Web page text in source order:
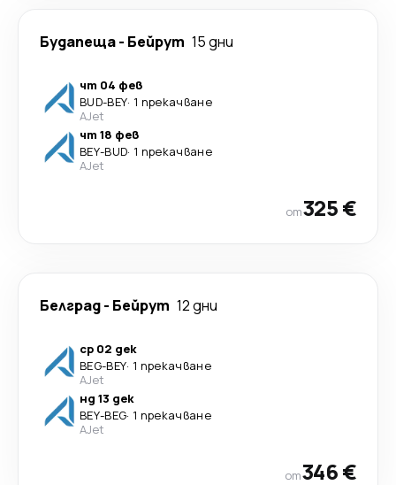
Будапеща- Бейрут 15 дни
чт 04 фев
BUD-BEY· 1 прекачване
AJet
чт 18 фев
BEY-BUD· 1 прекачване
AJet
от325 €
Белград- Бейрут 12 дни
ср 02 дек
BEG-BEY· 1 прекачване
AJet
нд 13 дек
BEY-BEG· 1 прекачване
AJet
от346 €